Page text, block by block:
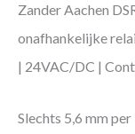
Zander Aachen
onafhankelijke
| 24VAC/DC |
Slechts 5,6 mm